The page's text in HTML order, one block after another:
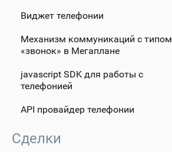
Виджет телефонии
Механизм коммуникаций с типом
«звонок» в Мегаплане
javascript SDK для работы с
телефонией
API провайдер телефонии
Сделки